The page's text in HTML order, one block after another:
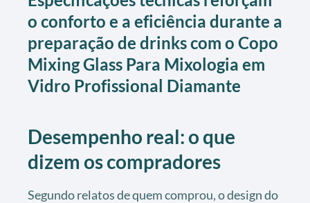
o conforto e a eficiência durante a
preparação de drinks com o Copo
Mixing Glass Para Mixologia em
Vidro Profissional Diamante
Desempenho real: o que
dizem os compradores
Segundo relatos de quem comprou, o design do